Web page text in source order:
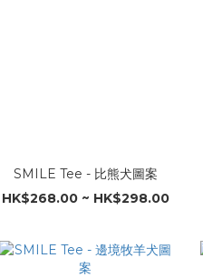
SMILE Tee - 比熊犬圖案
HK$268.00 ~ HK$298.00